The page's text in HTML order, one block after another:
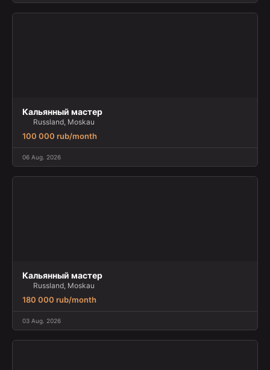
Кальянный мастер
Russland, Moskau
100 000 rub/month
06 Aug. 2026
Кальянный мастер
Russland, Moskau
180 000 rub/month
03 Aug. 2026